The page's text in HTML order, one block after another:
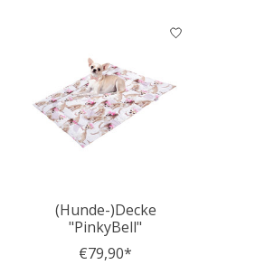
(Hunde-)Decke
"PinkyBell"
€79,90*